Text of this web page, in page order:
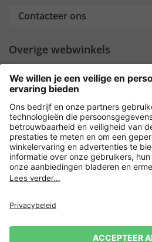
Contacteer ons
Overige webwinkels
Nederland
Payment and Delivery
Versleuteling met
Verkoopvoorwaarden